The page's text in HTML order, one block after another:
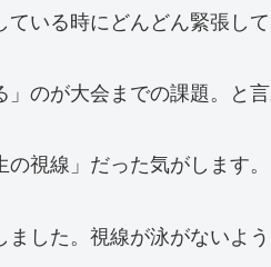
いる時にどんどん緊張し
のが大会までの課題。と言
視線」だった気がします。
した。視線が泳がないよ